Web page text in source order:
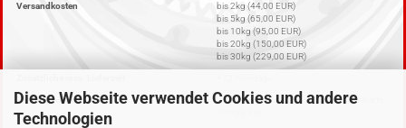
Diese Webseite verwendet Cookies und andere
Technologien
Versandkosten
bis 2kg (44,00 EUR)
bis 5kg (65,00 EUR)
bis 10kg (95,00 EUR)
bis 20kg (150,00 EUR)
bis 30kg (229,00 EUR)
Zahlungsweisen
Vorkasse Überweisung, Paypal, Kreditkarte,